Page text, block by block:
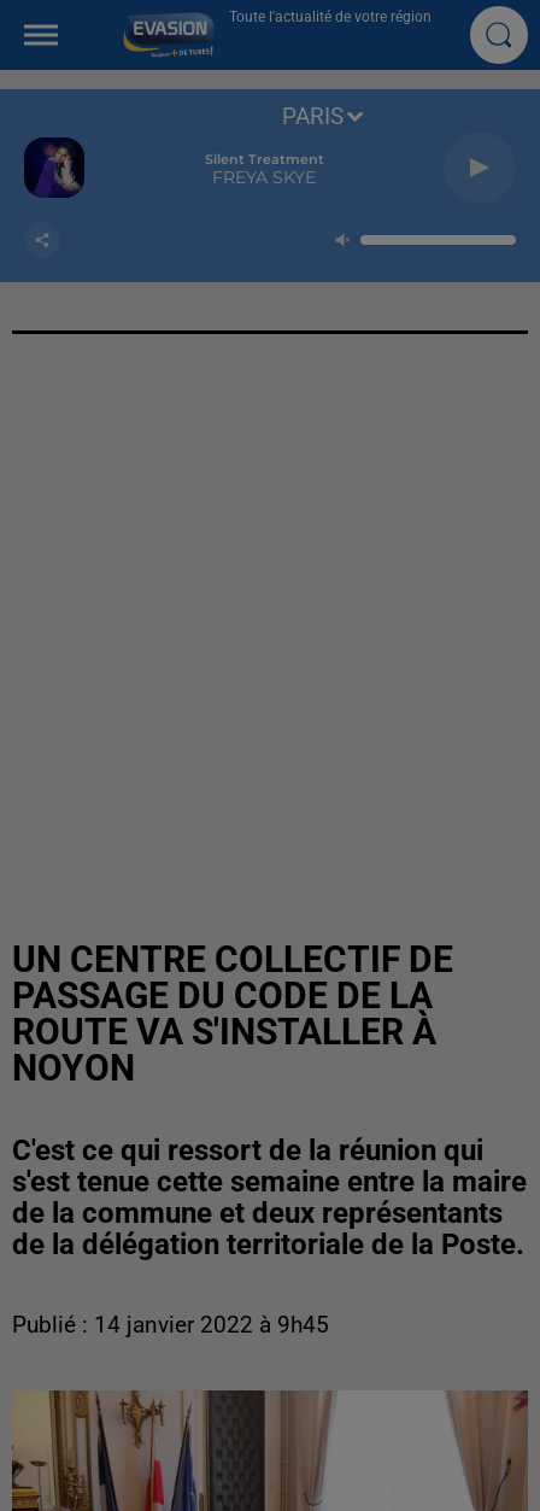
Toute l'actualité de votre région
Silent Treatment
FREYA SKYE
PARIS
UN CENTRE COLLECTIF DE
PASSAGE DU CODE DE LA
ROUTE VA S'INSTALLER À
NOYON
C'est ce qui ressort de la réunion qui
s'est tenue cette semaine entre la maire
de la commune et deux représentants
de la délégation territoriale de la Poste.
Publié : 14 janvier 2022 à 9h45